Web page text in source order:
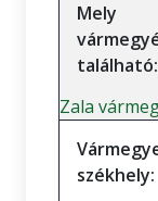
Mely
található:
Zala
székhely: